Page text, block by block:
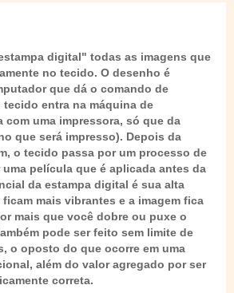
digital" todas as imagens que
no tecido. O desenho é
que dá o comando de
tecido entra na máquina de
com uma impressora, só que da
que será impresso). Depois da
o tecido passa por um processo de
uma película que é aplicada antes da
da estampa digital é sua alta
mais vibrantes e a imagem fica
mais que você dobre ou puxe o
pode ser feito sem limite de
o oposto do que ocorre em uma
além do valor agregado por ser
correta.